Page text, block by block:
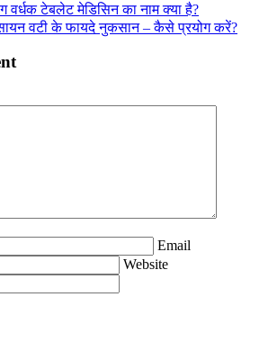
वर्धक टेबलेट मेडिसिन का नाम क्या है?
वटी के फायदे नुकसान – कैसे प्रयोग करें?
Email
Website